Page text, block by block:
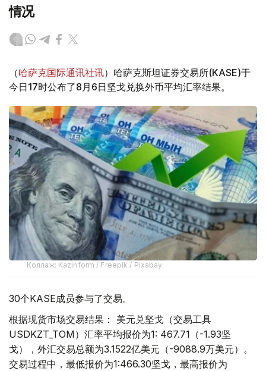
情况
（哈萨克国际通讯社讯）哈萨克斯坦证券交易所(KASE)于
今日17时公布了8月6日坚戈兑换外币平均汇率结果。
Коллаж: Kazinform / Freepik / Pixabay
30个KASE成员参与了交易。
根据现货市场交易结果： 美元兑坚戈（交易工具
USDKZT_TOM）汇率平均报价为1: 467.71（-1.93坚
戈），外汇交易总额为3.1522亿美元（-9088.9万美元）。
交易过程中，最低报价为1:466.30坚戈，最高报价为